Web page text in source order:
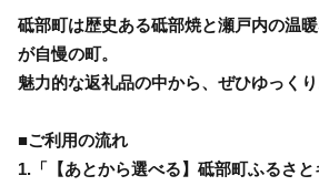
砥部町は歴史ある砥部焼と瀬戸内の温
が自慢の町。
魅力的な返礼品の中から、ぜひゆっくり
■ご利用の流れ
1.「【あとから選べる】砥部町ふるさ